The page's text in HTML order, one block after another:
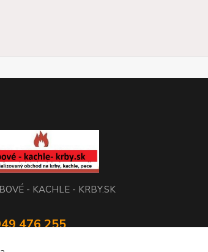
- KACHLE - KRBY.SK
476 255